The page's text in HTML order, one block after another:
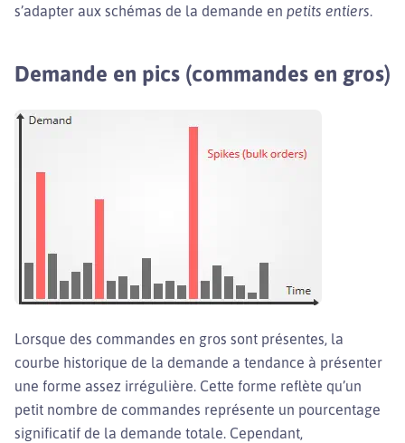
s’adapter aux schémas de la demande en petits entiers.
Demande en pics (commandes en gros)
Lorsque des commandes en gros sont présentes, la
courbe historique de la demande a tendance à présenter
une forme assez irrégulière. Cette forme reflète qu’un
petit nombre de commandes représente un pourcentage
significatif de la demande totale. Cependant,